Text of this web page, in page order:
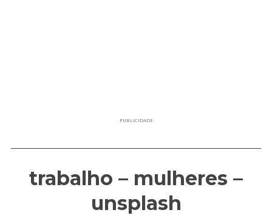
PUBLICIDADE
trabalho – mulheres –
unsplash